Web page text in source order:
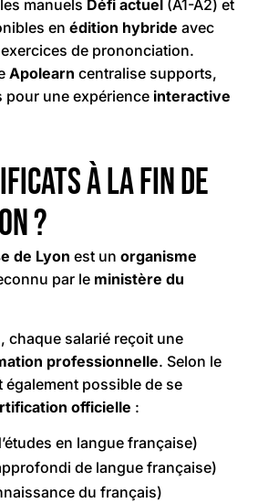
manuels Défi actuel (A1-A2) et
enédition hybride avec
de prononciation.
Apolearn centralise supports,
pour une expérience interactive
à la fin de
?
de Lyon est unorganisme
par le ministère du
chaque salarié reçoit une
professionnelle. Selon le
également possible de se
officielle :
en langue française)
de langue française)
du français)